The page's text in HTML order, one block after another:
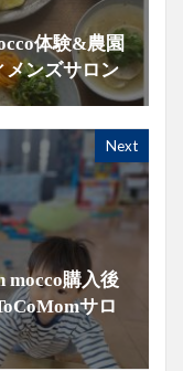
体験&農園
ンズサロン
Next
mocco購入後
サロ